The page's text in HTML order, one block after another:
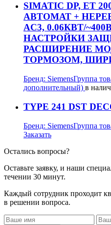
SIMATIC DP, ET
АВТОМАТ +
AC3, 0.06КВТ/
НАСТРОЙКИ
РАСШИРЕНИЕ
ТОРМОЗОМ,
Бренд: SiemensГруппа
дополнительный) в
TYPE 241 DST
Бренд: SiemensГруппа
Заказать
Остались вопросы?
Оставьте заявку, и наши
течении 30 минут.
Каждый сотрудник проходит
в решении вопроса.